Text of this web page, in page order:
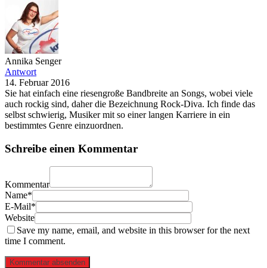
Annika Senger
Antwort
14. Februar 2016
Sie hat einfach eine riesengroße Bandbreite an Songs, wobei viele
auch rockig sind, daher die Bezeichnung Rock-Diva. Ich finde das
selbst schwierig, Musiker mit so einer langen Karriere in ein
bestimmtes Genre einzuordnen.
Schreibe einen Kommentar
Kommentar
Name*
E-Mail*
Website
Save my name, email, and website in this browser for the next
time I comment.
Kommentar absenden